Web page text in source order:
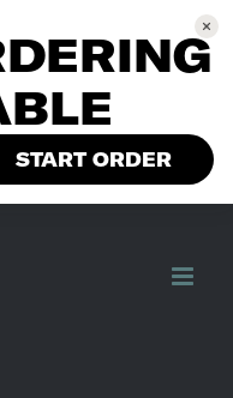
START ORDER